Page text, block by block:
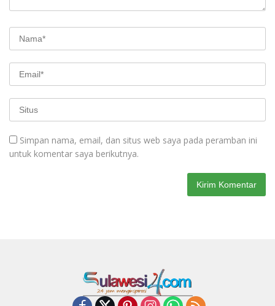
Simpan nama, email, dan situs web saya pada peramban ini
untuk komentar saya berikutnya.